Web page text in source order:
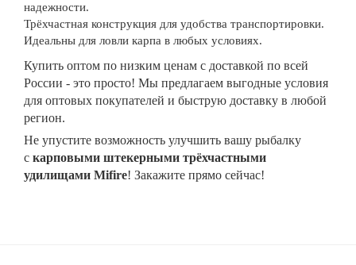
надежности.
Трёхчастная конструкция для удобства транспортировки.
Идеальны для ловли карпа в любых условиях.
Купить оптом по низким ценам с доставкой по всей
России - это просто! Мы предлагаем выгодные условия
для оптовых покупателей и быструю доставку в любой
регион.
Не упустите возможность улучшить вашу рыбалку
с карповыми штекерными трёхчастными
удилищами Mifire! Закажите прямо сейчас!